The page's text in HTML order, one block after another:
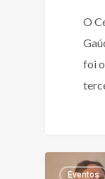
O
foi
Eventos